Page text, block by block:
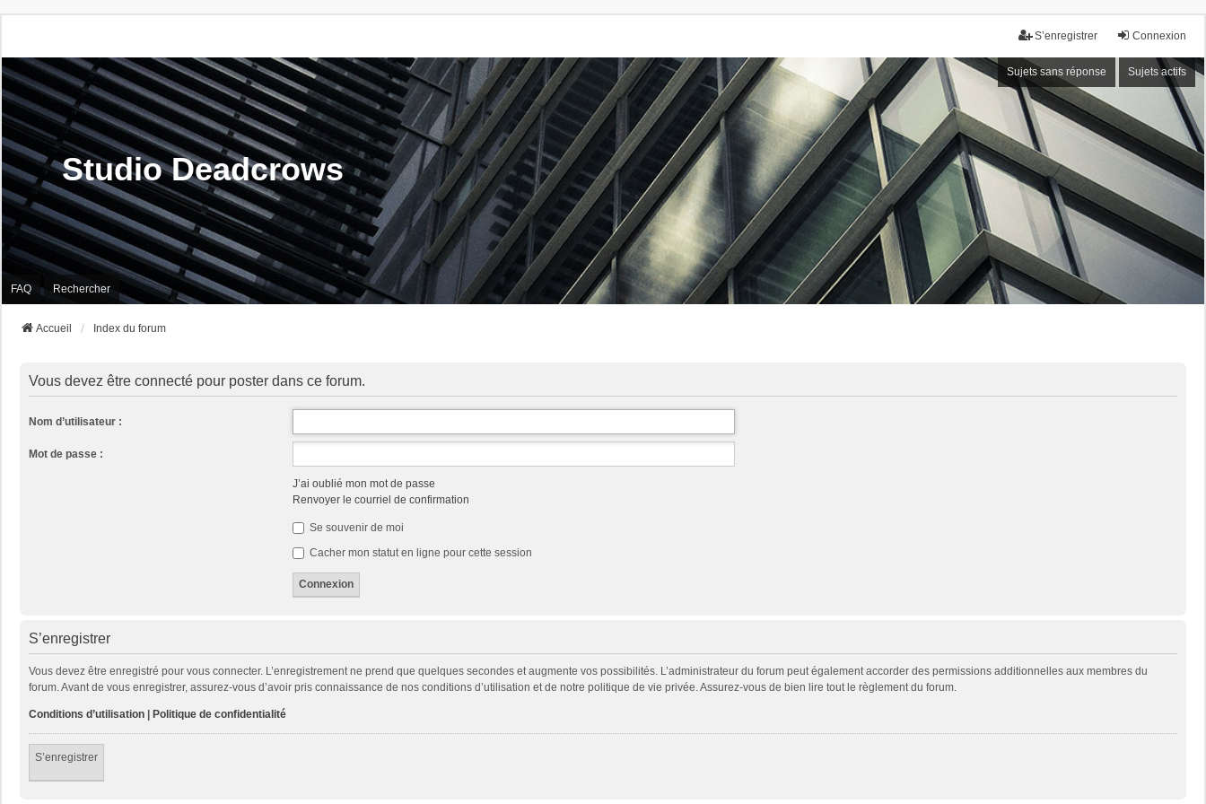
Connexion
S’enregistrer
Sujets sans réponse Sujets actifs
Studio Deadcrows
FAQ Rechercher
Accueil Index du forum
Vous devez être connecté pour poster dans ce forum.
Nom d’utilisateur :
Mot de passe :
J’ai oublié mon mot de passe
Renvoyer le courriel de confirmation
Se souvenir de moi
Cacher mon statut en ligne pour cette session
S’enregistrer
Vous devez être enregistré pour vous connecter. L’enregistrement ne prend que quelques secondes et augmente vos possibilités. L’administrateur du forum peut également accorder des permissions additionnelles aux membres du
forum. Avant de vous enregistrer, assurez-vous d’avoir pris connaissance de nos conditions d’utilisation et de notre politique de vie privée. Assurez-vous de bien lire tout le règlement du forum.
Conditions d’utilisation | Politique de confidentialité
S’enregistrer